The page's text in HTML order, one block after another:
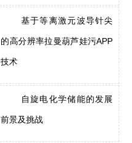
基于等离激元波导针尖
的高分辨率拉曼葫芦娃污APP
技术
自旋电化学储能的发展
前景及挑战